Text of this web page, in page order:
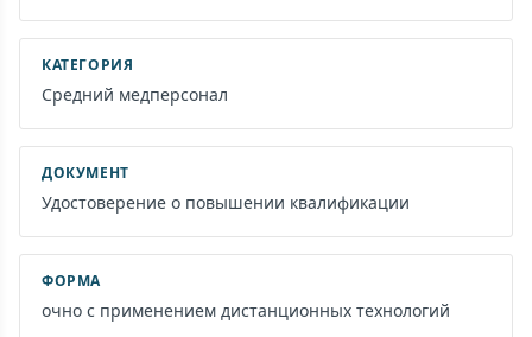
КАТЕГОРИЯ
Средний медперсонал
ДОКУМЕНТ
Удостоверение о повышении квалификации
ФОРМА
очно с применением дистанционных технологий